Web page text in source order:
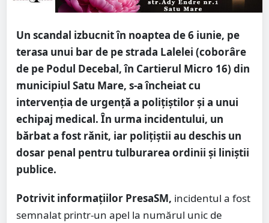
Un scandal izbucnit în noaptea de 6 iunie, pe
terasa unui bar de pe strada Lalelei (coborâre
de pe Podul Decebal, în Cartierul Micro 16) din
municipiul Satu Mare, s-a încheiat cu
intervenția de urgență a polițiștilor și a unui
echipaj medical. În urma incidentului, un
bărbat a fost rănit, iar polițiștii au deschis un
dosar penal pentru tulburarea ordinii și liniștii
publice.
Potrivit informațiilor PresaSM, incidentul a fost
semnalat printr-un apel la numărul unic de